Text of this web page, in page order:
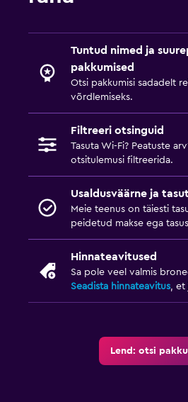
Tuntud nimed ja
pakkumised
Otsi pakkumisi sadadelt
võrdlemiseks.
Filtreeri otsinguid
Tasuta Wi-Fi? Peatuste
otsitulemusi filtreerida.
Usaldusväärne ja
Meie teenus on täiesti
peidetud makse ega
Hinnateavitused
Sa pole veel valmis
Seadista hinnateavitus ,
Lend: otsi